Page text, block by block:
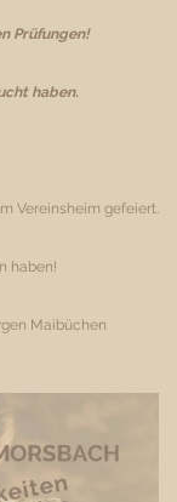
Prüfungen!
haben.
Vereinsheim gefeiert.
haben!
Maibüchen